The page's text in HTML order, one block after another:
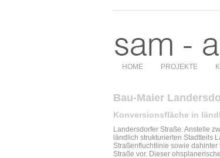
HOME PROJEKTE
Bau-Maier
Konversionsfläche in
Landersdorfer Straße. Anstelle
ländlich strukturierten Stadtteils
Straßenfluchtlinie sowie
Straße vor. Dieser